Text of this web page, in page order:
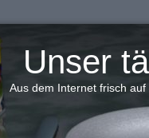
Unser
Aus dem Internet frisch auf